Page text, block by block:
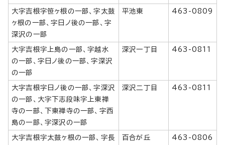
大字吉根字笹ヶ根の一部、字太鼓
ヶ根の一部、字日ノ後の一部、字
深沢の一部
平池東 463-0809
大字吉根字上島の一部、字越水
の一部、字日ノ後の一部、字深沢
の一部
深沢一丁目 463-0811
大字吉根字日ノ後の一部、字深沢
の一部、大字下志段味字上東禅
寺の一部、下東禅寺の一部、字西
島の一部、字深沢の一部
深沢二丁目 463-0811
大字吉根字太鼓ヶ根の一部、字長
百合が丘 463-0806